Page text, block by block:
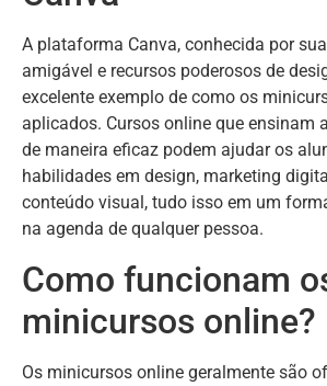
A plataforma Canva, conhecida por
amigável e recursos poderosos de
excelente exemplo de como os
aplicados. Cursos online que ensinam
de maneira eficaz podem ajudar os
habilidades em design, marketing
conteúdo visual, tudo isso em um
na agenda de qualquer pessoa.
Como funcionam
minicursos online?
Os minicursos online geralmente são